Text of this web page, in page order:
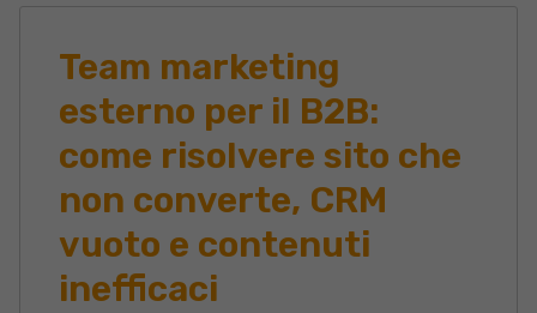
Team marketing
esterno per il B2B:
come risolvere sito che
non converte, CRM
vuoto e contenuti
inefficaci